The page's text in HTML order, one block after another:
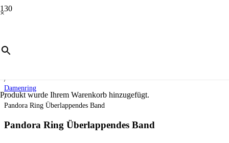
×
Produkt wurde Ihrem Warenkorb hinzugefügt.
/
Schmuck
/
Damenring
/
Pandora Ring Überlappendes Band
Pandora Ring Überlappendes Band